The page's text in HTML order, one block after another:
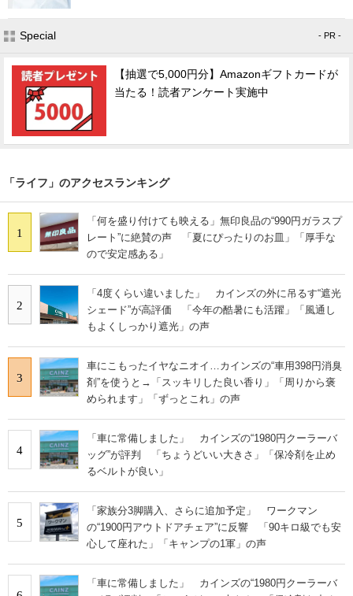
Special - PR -
【抽選で5,000円分】Amazonギフトカードが
当たる！読者アンケート実施中
「ライフ」のアクセスランキング
1
「何を盛り付けても映える」無印良品の“990円ガラスプ
レート”に絶賛の声 「夏にぴったりのお皿」「厚手な
ので安定感ある」
2
「4度くらい違いました」 カインズの外に吊るす“遮光
シェード”が高評価 「今年の酷暑にも活躍」「風通し
もよくしっかり遮光」の声
3
車にこもったイヤなニオイ…カインズの“車用398円消臭
剤”を使うと→「スッキリした良い香り」「周りから褒
められます」「ずっとこれ」の声
4
「車に常備しました」 カインズの“1980円クーラーバ
ッグ”が評判 「ちょうどいい大きさ」「保冷剤を止め
るベルトが良い」
5
「家族分3脚購入、さらに追加予定」 ワークマン
の“1900円アウトドアチェア”に反響 「90キロ級でも安
心して座れた」「キャンプの1軍」の声
「車に常備しました」 カインズの“1980円クーラーバ